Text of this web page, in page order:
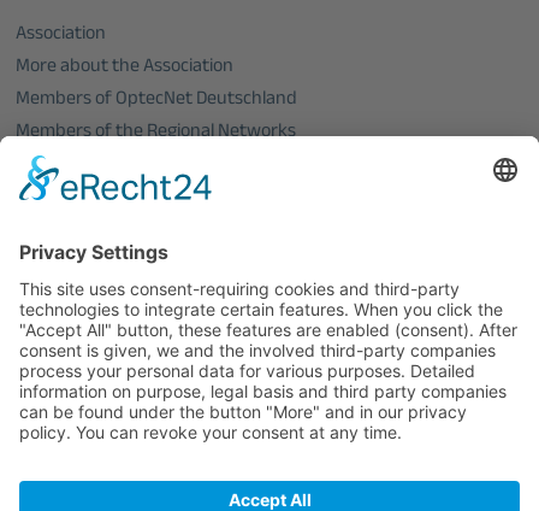
Association
More about the Association
Members of OptecNet Deutschland
Members of the Regional Networks
Become a member
PHOTONICS GERMANY
Events
All events
Jobs
All Jobs
Contact